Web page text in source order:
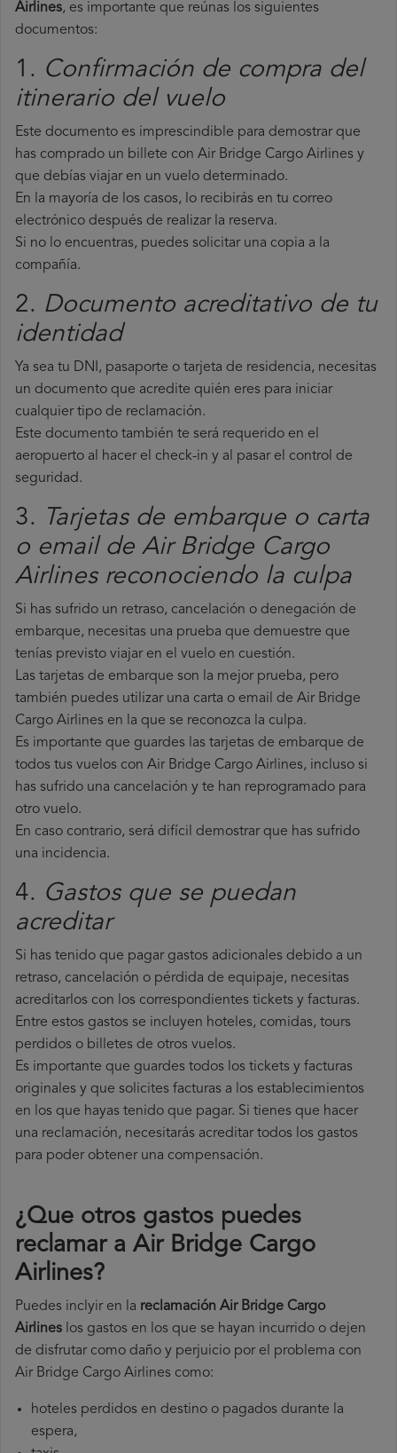
Airlines, es importante que reúnas los siguientes
documentos:
1. Confirmación de compra del
itinerario del vuelo
Este documento es imprescindible para demostrar que
has comprado un billete con Air Bridge Cargo Airlines y
que debías viajar en un vuelo determinado.
En la mayoría de los casos, lo recibirás en tu correo
electrónico después de realizar la reserva.
Si no lo encuentras, puedes solicitar una copia a la
compañía.
2. Documento acreditativo de tu
identidad
Ya sea tu DNI, pasaporte o tarjeta de residencia, necesitas
un documento que acredite quién eres para iniciar
cualquier tipo de reclamación.
Este documento también te será requerido en el
aeropuerto al hacer el check-in y al pasar el control de
seguridad.
3.
Tarjetas de embarque o carta
o email de Air Bridge Cargo
Airlines reconociendo la culpa
Si has sufrido un retraso, cancelación o denegación de
embarque, necesitas una prueba que demuestre que
tenías previsto viajar en el vuelo en cuestión.
Las tarjetas de embarque son la mejor prueba, pero
también puedes utilizar una carta o email de Air Bridge
Cargo Airlines en la que se reconozca la culpa.
Es importante que guardes las tarjetas de embarque de
todos tus vuelos con Air Bridge Cargo Airlines, incluso si
has sufrido una cancelación y te han reprogramado para
otro vuelo.
En caso contrario, será difícil demostrar que has sufrido
una incidencia.
4. Gastos que se puedan
acreditar
Si has tenido que pagar gastos adicionales debido a un
retraso, cancelación o pérdida de equipaje, necesitas
acreditarlos con los correspondientes tickets y facturas.
Entre estos gastos se incluyen hoteles, comidas, tours
perdidos o billetes de otros vuelos.
Es importante que guardes todos los tickets y facturas
originales y que solicites facturas a los establecimientos
en los que hayas tenido que pagar. Si tienes que hacer
una reclamación, necesitarás acreditar todos los gastos
para poder obtener una compensación.
¿Que otros gastos puedes
reclamar a Air Bridge Cargo
Airlines​?
Puedes inclyir en la reclamación Air Bridge Cargo
Airlines los gastos en los que se hayan incurrido o dejen
de disfrutar como daño y perjuicio por el problema con
Air Bridge Cargo Airlines como:
hoteles perdidos en destino o pagados durante la
espera,